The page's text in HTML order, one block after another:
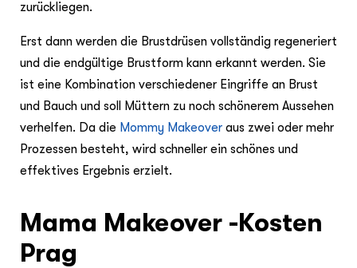
zurückliegen.
Erst dann werden die Brustdrüsen vollständig regeneriert
und die endgültige Brustform kann erkannt werden. Sie
ist eine Kombination verschiedener Eingriffe an Brust
und Bauch und soll Müttern zu noch schönerem Aussehen
verhelfen. Da die Mommy Makeover aus zwei oder mehr
Prozessen besteht, wird schneller ein schönes und
effektives Ergebnis erzielt.
Mama Makeover -Kosten
Prag